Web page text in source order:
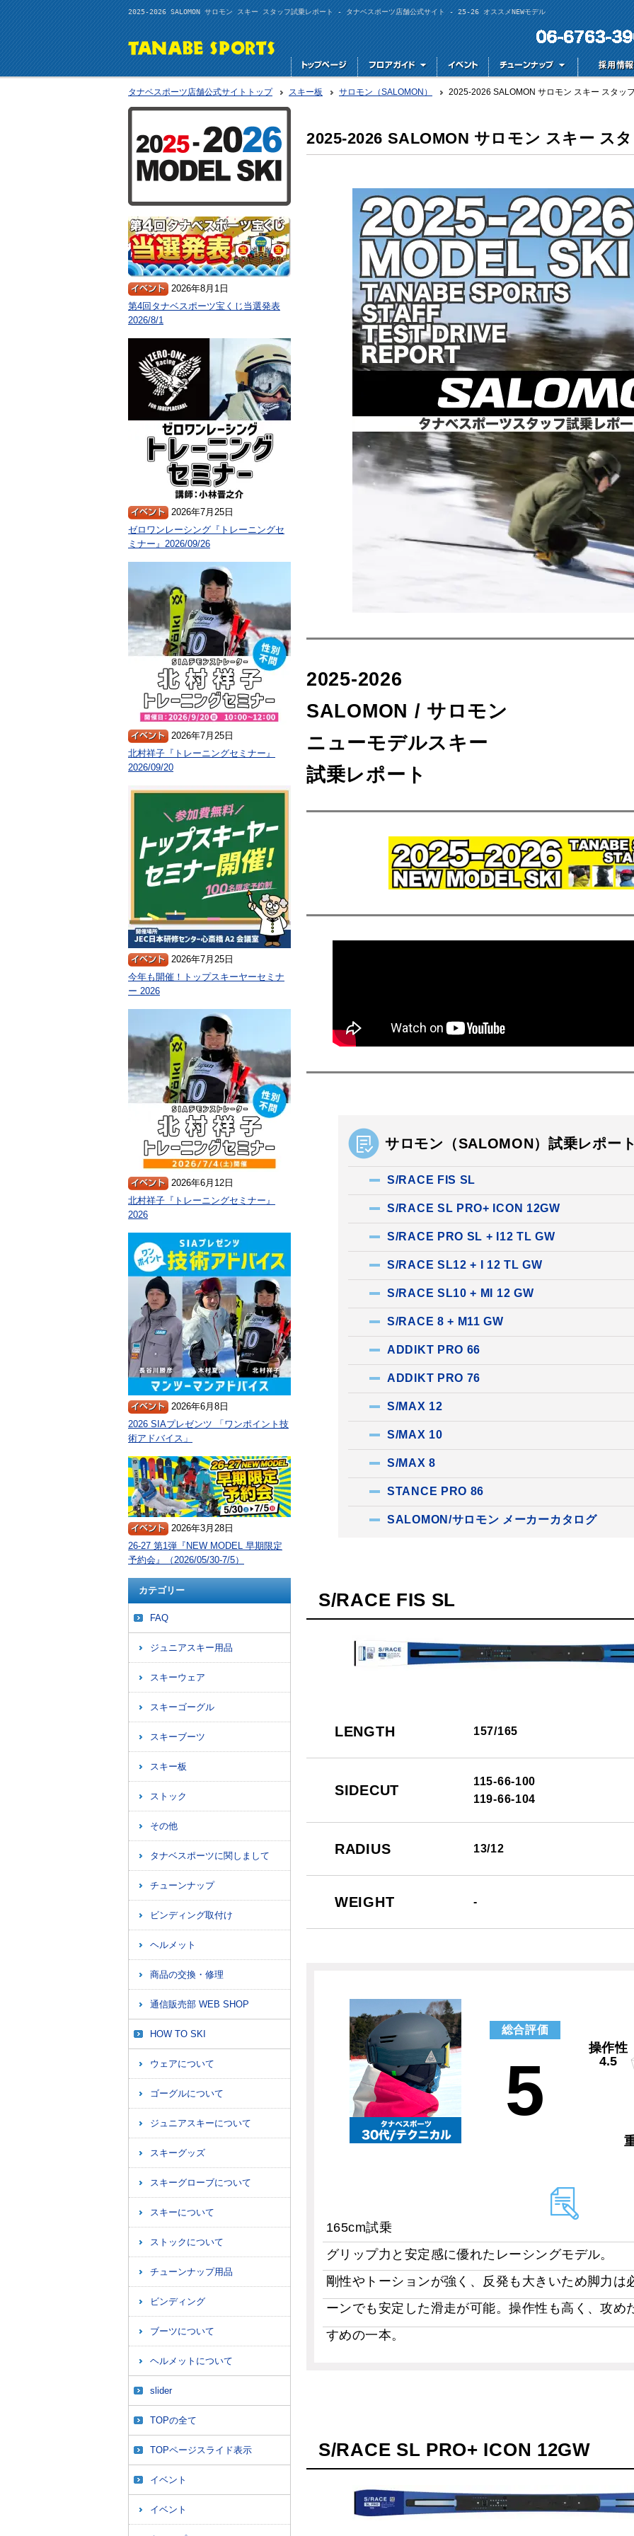
2025-2026 SALOMON サロモン スキー スタッフ試乗レポート - タナベスポーツ店舗公式サイト - 25-26 オススメNEWモデル
タナベスポーツ店舗公式サイトトップ スキー板 サロモン（SALOMON） 2025-2026 SALOMON サロモン スキー スタッ
2025-2026 SALOMON サロモン スキー ス
2025-2026
SALOMON / サロモン
ニューモデルスキー
試乗レポート
サロモン（SALOMON）試乗レポー
S/RACE FIS SL
S/RACE SL PRO+ ICON 12GW
S/RACE PRO SL + I12 TL GW
S/RACE SL12 + I 12 TL GW
S/RACE SL10 + MI 12 GW
S/RACE 8 + M11 GW
ADDIKT PRO 66
ADDIKT PRO 76
S/MAX 12
S/MAX 10
S/MAX 8
STANCE PRO 86
SALOMON/サロモン メーカーカタログ
S/RACE FIS SL
LENGTH 157/165
SIDECUT
115-66-100
119-66-104
RADIUS 13/12
WEIGHT -
総合評価
5
操作性
4.5
165cm試乗
グリップ力と安定感に優れたレーシングモデル。
剛性やトーションが強く、反発も大きいため脚力は
ーンでも安定した滑走が可能。操作性も高く、攻め
すめの一本。
S/RACE SL PRO+ ICON 12GW
2026年8月1日
第4回タナベスポーツ宝くじ当選発表
2026/8/1
2026年7月25日
ゼロワンレーシング『トレーニングセ
ミナー』2026/09/26
2026年7月25日
北村祥子『トレーニングセミナー』
2026/09/20
2026年7月25日
今年も開催！トップスキーヤーセミナ
ー 2026
2026年6月12日
北村祥子『トレーニングセミナー』
2026
2026年6月8日
2026 SIAプレゼンツ 「ワンポイント技
術アドバイス」
2026年3月28日
26-27 第1弾『NEW MODEL 早期限定
予約会』（2026/05/30-7/5）
カテゴリー
FAQ
ジュニアスキー用品
スキーウェア
スキーゴーグル
スキーブーツ
スキー板
ストック
その他
タナベスポーツに関しまして
チューンナップ
ビンディング取付け
ヘルメット
商品の交換・修理
通信販売部 WEB SHOP
HOW TO SKI
ウェアについて
ゴーグルについて
ジュニアスキーについて
スキーグッズ
スキーグローブについて
スキーについて
ストックについて
チューンナップ用品
ビンディング
ブーツについて
ヘルメットについて
slider
TOPの全て
TOPページスライド表示
イベント
イベント